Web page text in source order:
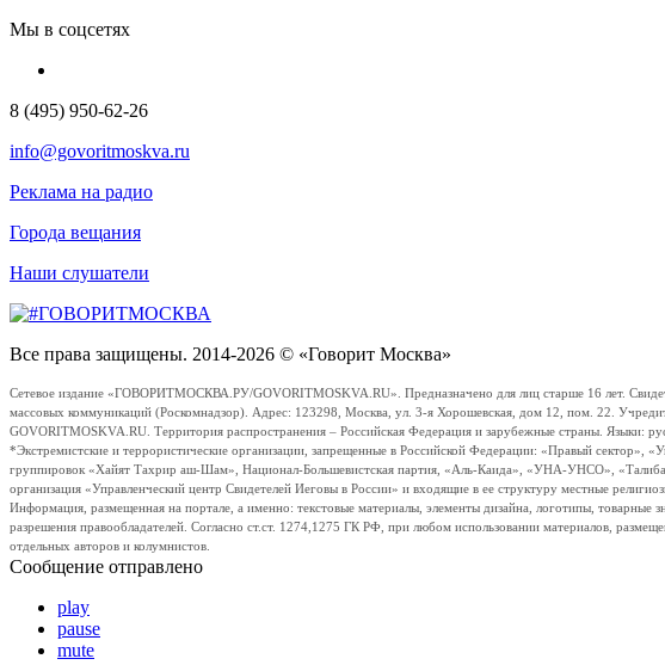
Мы в соцсетях
8 (495) 950-62-26
info@govoritmoskva.ru
Реклама на радио
Города вещания
Наши слушатели
Все права защищены. 2014-2026 © «Говорит Москва»
Сетевое издание «ГОВОРИТМОСКВА.РУ/GOVORITMOSKVA.RU». Предназначено для лиц старше 16 лет.
массовых коммуникаций (Роскомнадзор). Адрес: 123298, Москва, ул. 3-я Хорошевская, дом 12, пом. 22.
GOVORITMOSKVA.RU. Территория распространения – Российская Федерация и зарубежные страны. Языки:
*Экстремистские и террористические организации, запрещенные в Российской Федерации: «Правый
группировок «Хайят Тахрир аш-Шам», Национал-Большевистская партия, «Аль-Каида», «УНА-УНСО»,
организация «Управленческий центр Свидетелей Иеговы в России» и входящие в ее структуру местные
Информация, размещенная на портале, а именно: текстовые материалы, элементы дизайна, логотипы,
разрешения правообладателей. Согласно ст.ст. 1274,1275 ГК РФ, при любом использовании материалов,
отдельных авторов и колумнистов.
Сообщение отправлено
play
pause
mute